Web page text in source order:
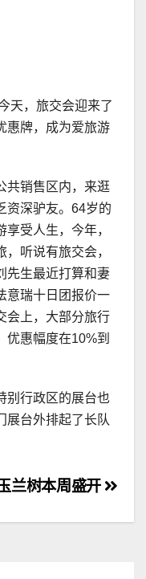
天，旅交会迎来了
惠牌，成为爱旅游
共销售区内，来逛
资深驴友。64岁的
受人生，今年，
听说有旅交会，
先生最近打算和妻
意瑞十日团报价一
会上，大部分旅行
优惠幅度在10%到
别行政区的展台也
展台外排起了长队
兰树本周盛开